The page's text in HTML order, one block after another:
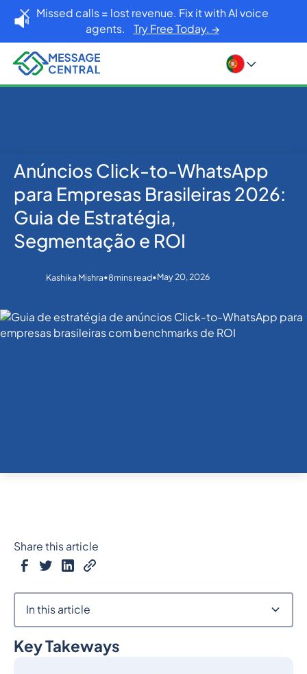
Missed calls = lost revenue. Fix it with AI voice
agents. Try Free Today. →
Home Blog
WhatsApp
Brasileiras 2026: Guia de Estratégia, Segmentação e
ROI
Anúncios Click-to-WhatsApp
para Empresas Brasileiras 2026:
Guia de Estratégia,
Segmentação e ROI
Kashika Mishra•8mins read•May 20, 2026
Key Takeways
Share this article
In this article
Heading 2